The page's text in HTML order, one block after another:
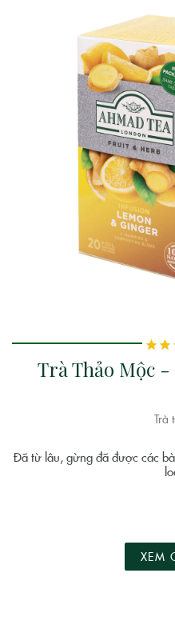
Trà Thảo Mộc
Trà
Đã từ lâu, gừng đã được các
XEM